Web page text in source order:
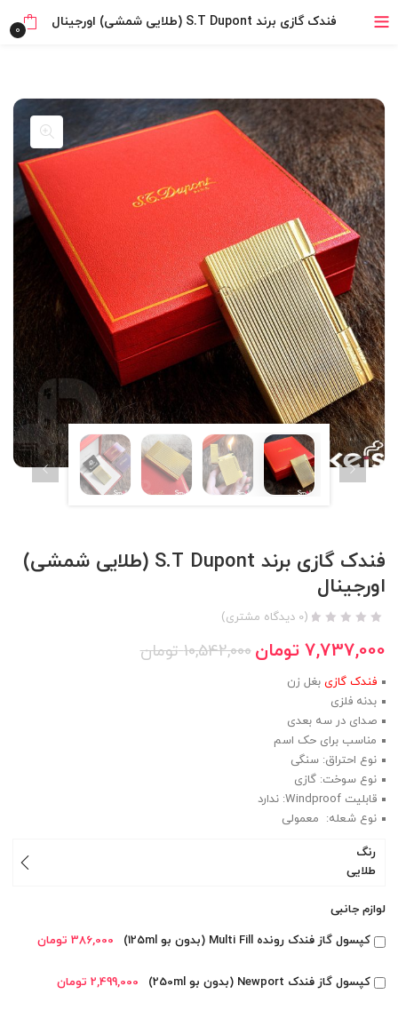
خرید قسطی با ترب‌پیفندک گازی برند S.T Dupont (طلایی شمشی) اورجینال 0
فندک گازی برند S.T Dupont (طلایی شمشی)
اورجینال
(
0 دیدگاه مشتری)
7,737,000 تومان 10,542,000 تومان
فندک گازی بغل زن
بدنه فلزی
صدای در سه بعدی
مناسب برای حک اسم
نوع احتراق: سنگی
نوع سوخت: گازی
قابلیت Windproof: ندارد
نوع شعله: معمولی
رنگ
طلایی
لوازم جانبی
کپسول گاز فندک رونده Multi Fill (بدون بو 125ml)
386,000 تومان
کپسول گاز فندک Newport (بدون بو 250ml) 2,499,000 تومان